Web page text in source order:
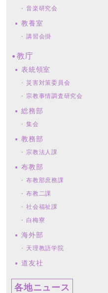
音楽研究会
教養室
講習会掛
教庁
表統領室
災害対策委員会
宗教事情調査研究会
総務部
集会
教務部
宗教法人課
布教部
布教部庶務課
布教二課
社会福祉課
白梅寮
海外部
天理教語学院
道友社
各地ニュース